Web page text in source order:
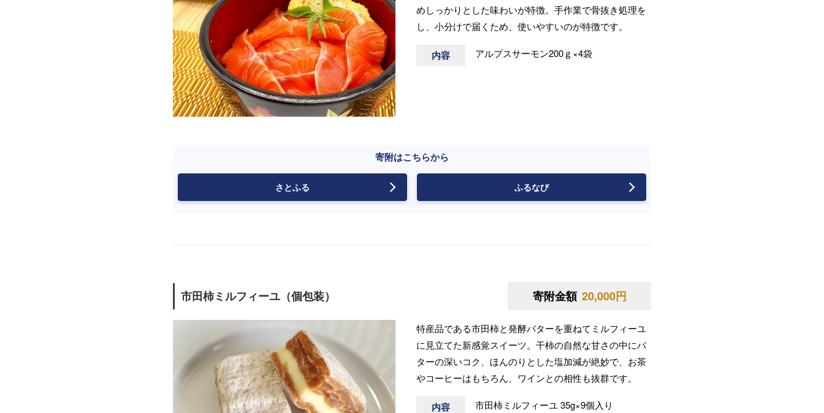
めしっかりとした味わいが特徴。手作業で骨抜き処理を
し、小分けで届くため、使いやすいのが特徴です。
内容 アルプスサーモン200ｇ×4袋
寄附はこちらから
さとふる ふるなび
市田柿ミルフィーユ（個包装） 寄附金額 20,000円
特産品である市田柿と発酵バターを重ねてミルフィーユ
に見立てた新感覚スイーツ。干柿の自然な甘さの中にバ
ターの深いコク、ほんのりとした塩加減が絶妙で、お茶
やコーヒーはもちろん、ワインとの相性も抜群です。
内容 市田柿ミルフィーユ 35g×9個入り